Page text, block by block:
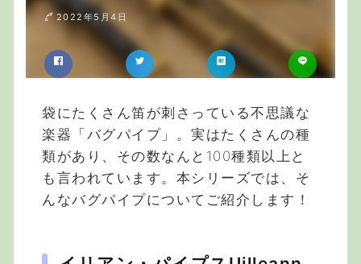
2022年5月4日
袋にたくさん笛が刺さっている不思議な
楽器「バグパイプ」。実はたくさんの種
類があり、その数なんと100種類以上と
も言われています。本シリーズでは、そ
んなバグパイプについてご紹介します！